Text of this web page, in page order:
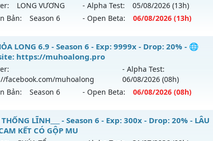
XShield
9999x - Drop: 50%
loại: Mu Nguyên bản Webzen
XSHield
LONG VƯƠNG - Alpha Test: 05/08/2026 (13h)
Bản:
Season 6 - Open Beta: 06/08/2026 (13h)
Cao Boss Nhiều - Cày Cuốc Thả Ga Drop Cao
mới ra tháng 08 2026 - Mở máy chủ
LONG VƯƠNG
1000x - Drop: 20%
loại: Mu Nguyên bản Webzen
GameGuard
LONG 6.9 - Season 6 - Exp: 9999x - Drop: 20% - 🌐
https://muhoalong.pro
facebook.com/muhoalong
- Alpha Test:
06/08/2026 (08h)
Bản:
Season 6 - Open Beta: 06/08/2026 (08h)
LONG 6.9 - 🌐 Website: https://muhoalong.pro
ra tháng 08 2026 - Mở máy chủ https://
THỐNG LĨNH___ - Season 6 - Exp: 300x - Drop: 20% - LÂU
KẾT CÓ GỘP MU